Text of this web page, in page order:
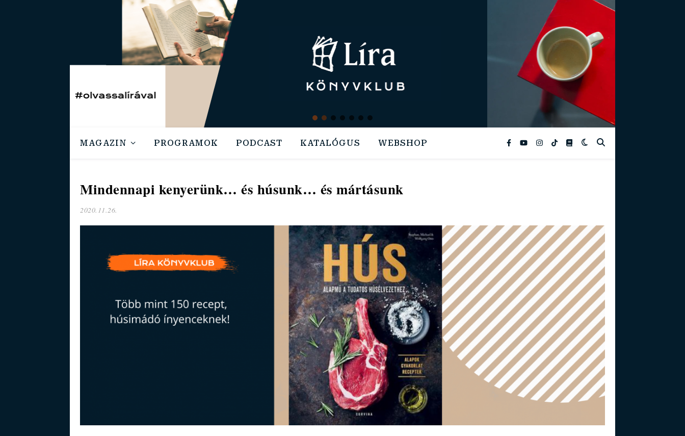
MAGAZIN PROGRAMOK PODCAST KATALÓGUS WEBSHOP
Mindennapi kenyerünk… és húsunk… és mártásunk
2020.11.26.